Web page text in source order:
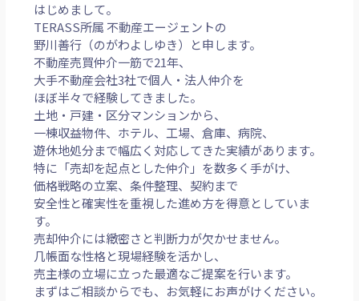
はじめまして。
TERASS所属 不動産エージェントの
野川善行（のがわよしゆき）と申します。
不動産売買仲介一筋で21年、
大手不動産会社3社で個人・法人仲介を
ほぼ半々で経験してきました。
土地・戸建・区分マンションから、
一棟収益物件、ホテル、工場、倉庫、病院、
遊休地処分まで幅広く対応してきた実績があります。
特に「売却を起点とした仲介」を数多く手がけ、
価格戦略の立案、条件整理、契約まで
安全性と確実性を重視した進め方を得意としていま
す。
売却仲介には緻密さと判断力が欠かせません。
几帳面な性格と現場経験を活かし、
売主様の立場に立った最適なご提案を行います。
まずはご相談からでも、お気軽にお声がけください。